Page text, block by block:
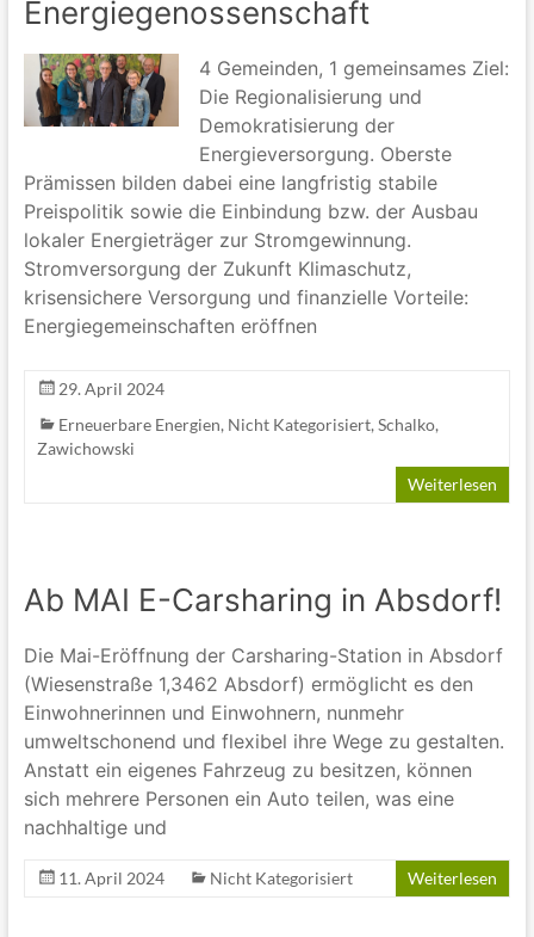
Energiegenossenschaft
4 Gemeinden, 1 gemeinsames Ziel:
Die Regionalisierung und
Demokratisierung der
Energieversorgung. Oberste
Prämissen bilden dabei eine langfristig stabile
Preispolitik sowie die Einbindung bzw. der Ausbau
lokaler Energieträger zur Stromgewinnung.
Stromversorgung der Zukunft Klimaschutz,
krisensichere Versorgung und finanzielle Vorteile:
Energiegemeinschaften eröffnen
29. April 2024
Erneuerbare Energien, Nicht Kategorisiert, Schalko,
Zawichowski
Weiterlesen
Ab MAI E-Carsharing in Absdorf!
Die Mai-Eröffnung der Carsharing-Station in Absdorf
(Wiesenstraße 1,3462 Absdorf) ermöglicht es den
Einwohnerinnen und Einwohnern, nunmehr
umweltschonend und flexibel ihre Wege zu gestalten.
Anstatt ein eigenes Fahrzeug zu besitzen, können
sich mehrere Personen ein Auto teilen, was eine
nachhaltige und
11. April 2024 Nicht Kategorisiert Weiterlesen